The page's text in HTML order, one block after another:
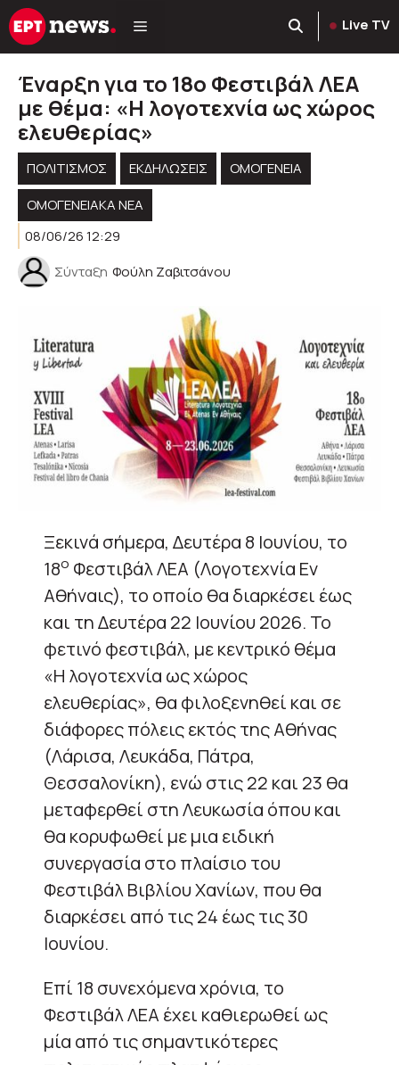
Μετάβαση
σε
Live TV
Έναρξη για το 18ο Φεστιβάλ ΛΕΑ
με θέμα: «Η λογοτεχνία ως χώρος
ελευθερίας»
ΠΟΛΙΤΙΣΜΟΣ ΕΚΔΗΛΏΣΕΙΣ
ΟΜΟΓΈΝΕΙΑ
ΟΜΟΓΕΝΕΙΑΚΆ ΝΈΑ
08/06/26 12:29
Σύνταξη Φούλη Ζαβιτσάνου
Ξεκινά σήμερα, Δευτέρα 8 Ιουνίου, το
18ο Φεστιβάλ ΛΕΑ (Λογοτεχνία Εν
Αθήναις), το οποίο θα διαρκέσει έως
και τη Δευτέρα 22 Ιουνίου 2026. Το
φετινό φεστιβάλ, με κεντρικό θέμα
«Η λογοτεχνία ως χώρος
ελευθερίας», θα φιλοξενηθεί και σε
διάφορες πόλεις εκτός της Αθήνας
(Λάρισα, Λευκάδα, Πάτρα,
Θεσσαλονίκη), ενώ στις 22 και 23 θα
μεταφερθεί στη Λευκωσία όπου και
θα κορυφωθεί με μια ειδική
συνεργασία στο πλαίσιο του
Φεστιβάλ Βιβλίου Χανίων, που θα
διαρκέσει από τις 24 έως τις 30
Ιουνίου.
Επί 18 συνεχόμενα χρόνια, το
Φεστιβάλ ΛΕΑ έχει καθιερωθεί ως
μία από τις σημαντικότερες